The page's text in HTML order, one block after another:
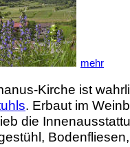
mehr
Kirche ist
. Erbaut im
die